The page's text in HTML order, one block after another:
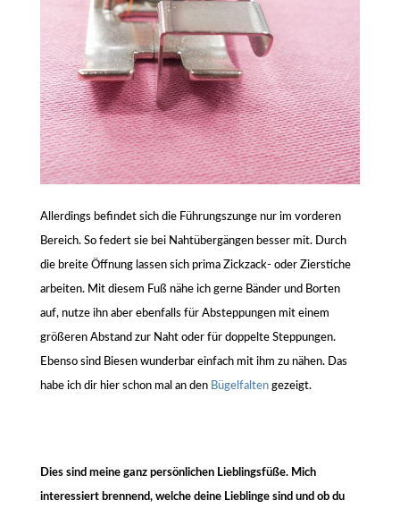
Allerdings befindet sich die Führungszunge nur im vorderen
Bereich. So federt sie bei Nahtübergängen besser mit. Durch
die breite Öffnung lassen sich prima Zickzack- oder Zierstiche
arbeiten. Mit diesem Fuß nähe ich gerne Bänder und Borten
auf, nutze ihn aber ebenfalls für Absteppungen mit einem
größeren Abstand zur Naht oder für doppelte Steppungen.
Ebenso sind Biesen wunderbar einfach mit ihm zu nähen. Das
habe ich dir hier schon mal an den Bügelfaltengezeigt.
Dies sind meine ganz persönlichen Lieblingsfüße. Mich
interessiert brennend, welche deine Lieblinge sind und ob du